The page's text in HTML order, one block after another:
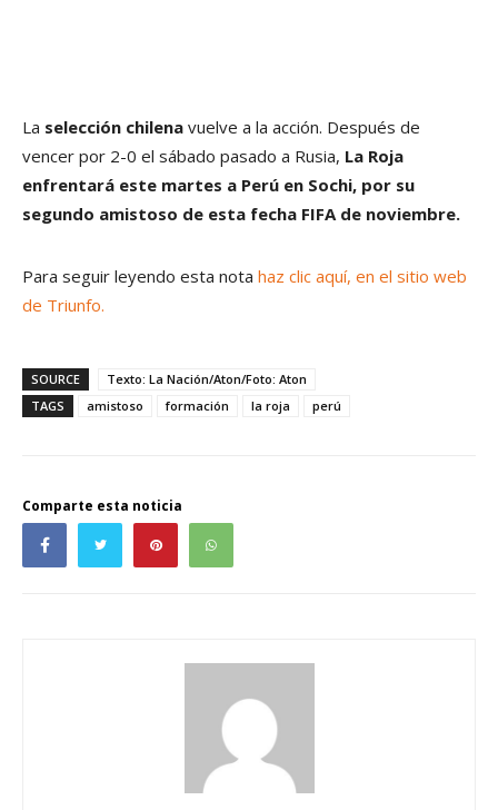
La selección chilena vuelve a la acción. Después de
vencer por 2-0 el sábado pasado a Rusia, La Roja
enfrentará este martes a Perú en Sochi, por su
segundo amistoso de esta fecha FIFA de noviembre.
Para seguir leyendo esta nota haz clic aquí, en el sitio web
de Triunfo.
SOURCE
Texto: La Nación/Aton/Foto: Aton
TAGS
amistoso formación la roja perú
Comparte esta noticia